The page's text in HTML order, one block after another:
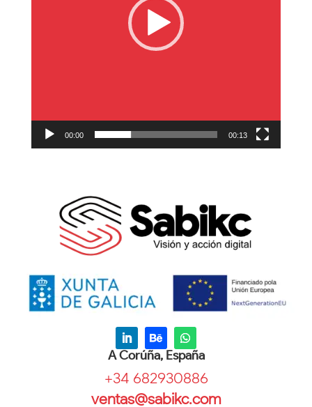
00:00 00:13
A Corúña, España
+34 682930886
ventas@sabikc.com